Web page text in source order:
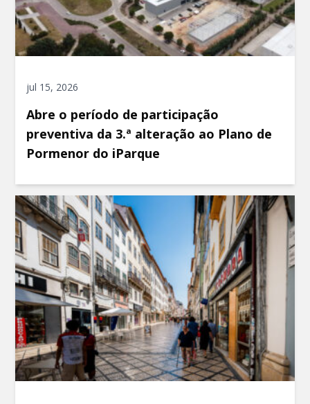
jul 15, 2026
Abre o período de participação
preventiva da 3.ª alteração ao Plano de
Pormenor do iParque